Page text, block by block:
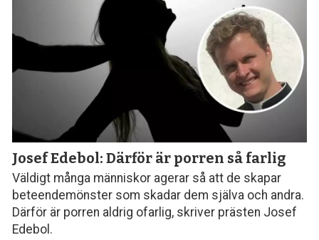
Josef Edebol: Därför är porren så farlig
Väldigt många människor agerar så att de skapar
beteendemönster som skadar dem själva och andra.
Därför är porren aldrig ofarlig, skriver prästen Josef
Edebol.